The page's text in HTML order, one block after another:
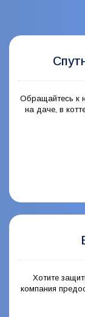
Обращайтесь к
на даче, в
Хотите
компания